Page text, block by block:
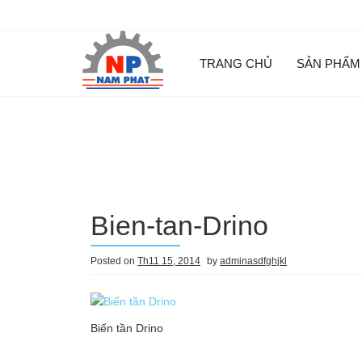
TRANG CHỦ SẢN PHẨM
Bien-tan-Drino
Posted on Th11 15, 2014 by adminasdfghjkl
Biến tần Drino